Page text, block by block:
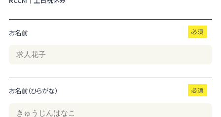
お名前
お名前（ひらがな）